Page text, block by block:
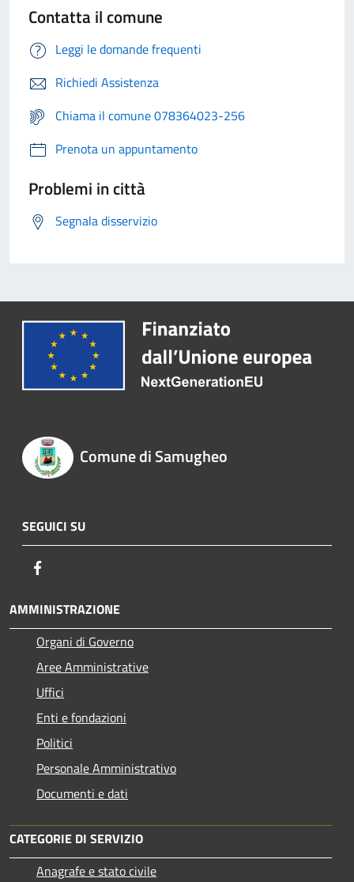
Contatta il comune
Leggi le domande frequenti
Richiedi Assistenza
Chiama il comune 078364023-256
Prenota un appuntamento
Problemi in città
Segnala disservizio
Comune di Samugheo
SEGUICI SU
AMMINISTRAZIONE
Organi di Governo
Aree Amministrative
Uffici
Enti e fondazioni
Politici
Personale Amministrativo
Documenti e dati
CATEGORIE DI SERVIZIO
Anagrafe e stato civile